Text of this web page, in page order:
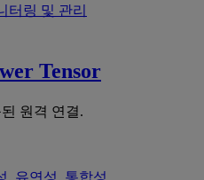
터링 및 관리
Tensor
원격 연결.
, 유연성, 통합성